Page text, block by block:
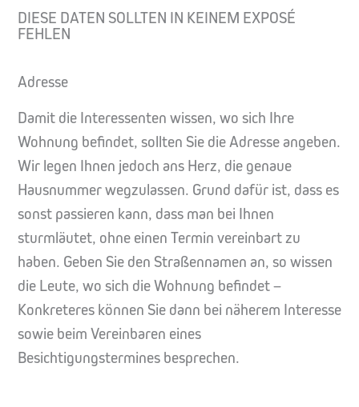
DIESE DATEN SOLLTEN IN KEINEM EXPOSÉ
FEHLEN
Adresse
Damit die Interessenten wissen, wo sich Ihre
Wohnung befindet, sollten Sie die Adresse angeben.
Wir legen Ihnen jedoch ans Herz, die genaue
Hausnummer wegzulassen. Grund dafür ist, dass es
sonst passieren kann, dass man bei Ihnen
sturmläutet, ohne einen Termin vereinbart zu
haben. Geben Sie den Straßennamen an, so wissen
die Leute, wo sich die Wohnung befindet –
Konkreteres können Sie dann bei näherem Interesse
sowie beim Vereinbaren eines
Besichtigungstermines besprechen.